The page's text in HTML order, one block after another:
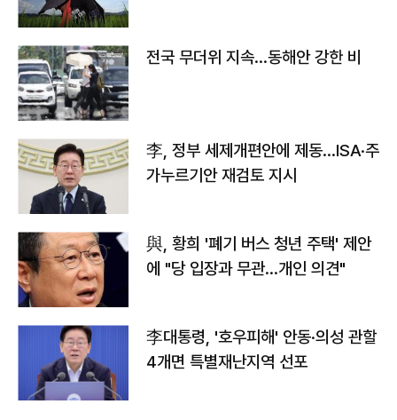
전국 무더위 지속…동해안 강한 비
李, 정부 세제개편안에 제동…ISA·주
가누르기안 재검토 지시
與, 황희 '폐기 버스 청년 주택' 제안
에 "당 입장과 무관…개인 의견"
李대통령, '호우피해' 안동·의성 관할
4개면 특별재난지역 선포